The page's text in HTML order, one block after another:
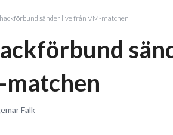
sänder live från VM-matchen
Falk